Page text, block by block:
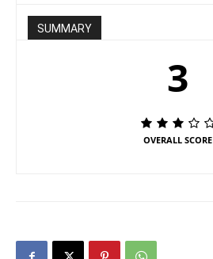
SUMMARY
3
OVERALL SCORE